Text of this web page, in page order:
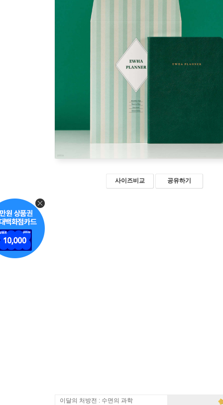
사이즈비교 공유하기
이달의 처방전 : 수면의 과학